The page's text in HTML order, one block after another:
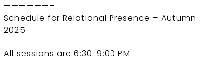
——————–
Schedule for Relational Presence – Autumn
2025
——————–
All sessions are 6:30-9:00 PM